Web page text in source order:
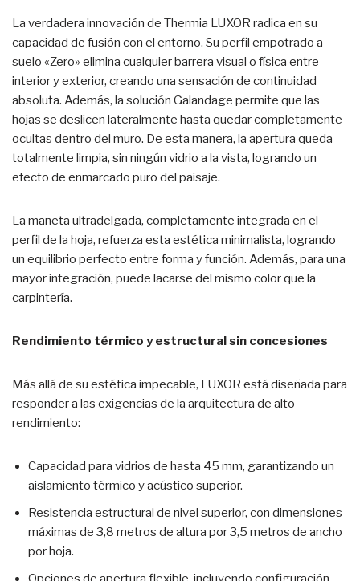
La verdadera innovación de Thermia LUXOR radica en su
capacidad de fusión con el entorno. Su perfil empotrado a
suelo «Zero» elimina cualquier barrera visual o física entre
interior y exterior, creando una sensación de continuidad
absoluta. Además, la solución Galandage permite que las
hojas se deslicen lateralmente hasta quedar completamente
ocultas dentro del muro. De esta manera, la apertura queda
totalmente limpia, sin ningún vidrio a la vista, logrando un
efecto de enmarcado puro del paisaje.
La maneta ultradelgada, completamente integrada en el
perfil de la hoja, refuerza esta estética minimalista, logrando
un equilibrio perfecto entre forma y función. Además, para una
mayor integración, puede lacarse del mismo color que la
carpintería.
Rendimiento térmico y estructural sin concesiones
Más allá de su estética impecable, LUXOR está diseñada para
responder a las exigencias de la arquitectura de alto
rendimiento:
Capacidad para vidrios de hasta 45 mm, garantizando un
aislamiento térmico y acústico superior.
Resistencia estructural de nivel superior, con dimensiones
máximas de 3,8 metros de altura por 3,5 metros de ancho
por hoja.